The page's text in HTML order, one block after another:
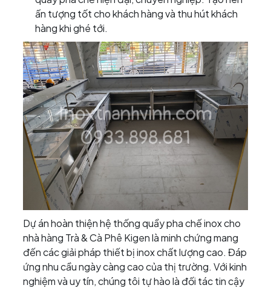
ấn tượng tốt cho khách hàng và thu hút khách
hàng khi ghé tới.
Dự án hoàn thiện hệ thống quầy pha chế inox cho
nhà hàng Trà & Cà Phê Kigen là minh chứng mang
đến các giải pháp thiết bị inox chất lượng cao. Đáp
ứng nhu cầu ngày càng cao của thị trường. Với kinh
nghiệm và uy tín, chúng tôi tự hào là đối tác tin cậy